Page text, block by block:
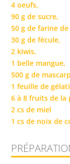
4 oeufs,
90 g de sucre,
50 g de farine
30 g de fécule,
2 kiwis,
1 belle mangue,
500 g de
1 feuille de
6 à 8 fruits de la
2 cs de miel
1 cs de noix de